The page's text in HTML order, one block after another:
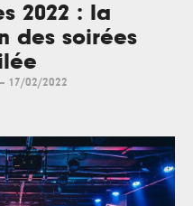
2022 : la
des soirées
-- 17/02/2022